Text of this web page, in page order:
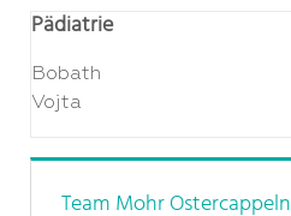
Pädiatrie
Bobath
Vojta
Team Mohr Ostercappeln